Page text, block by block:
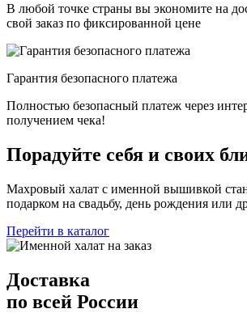
В любой точке страны вы экономите на
свой заказ по фиксированной цене
Гарантия безопасного платежа
Полностью безопасный платеж через
получением чека!
Порадуйте себя и своих
Махровый халат с именной вышивкой
подарком на свадьбу, день рождения или
Перейти в каталог
Доставка
по всей России